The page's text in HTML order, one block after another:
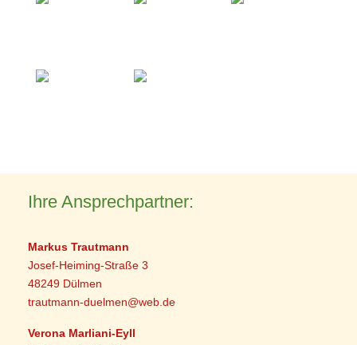
Ihre Ansprechpartner:
Markus Trautmann
Josef-Heiming-Straße 3
48249 Dülmen
trautmann-duelmen@web.de
Verona Marliani-Eyll